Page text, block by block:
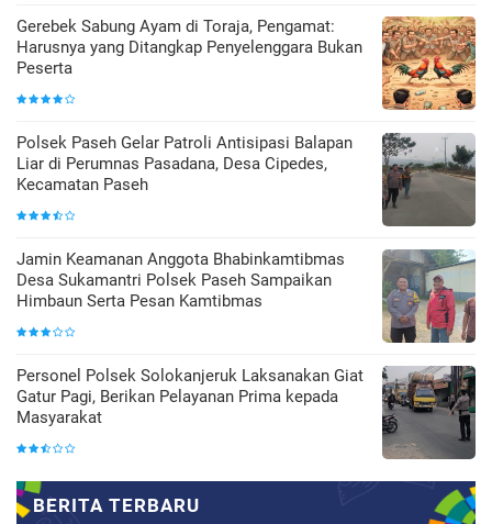
Gerebek Sabung Ayam di Toraja, Pengamat:
Harusnya yang Ditangkap Penyelenggara Bukan
Peserta
Polsek Paseh Gelar Patroli Antisipasi Balapan
Liar di Perumnas Pasadana, Desa Cipedes,
Kecamatan Paseh
Jamin Keamanan Anggota Bhabinkamtibmas
Desa Sukamantri Polsek Paseh Sampaikan
Himbaun Serta Pesan Kamtibmas
Personel Polsek Solokanjeruk Laksanakan Giat
Gatur Pagi, Berikan Pelayanan Prima kepada
Masyarakat